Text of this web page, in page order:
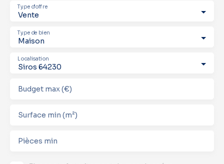
Vente
Type d'offre
Maison
Type de bien
Siros 64230
Localisation
Budget max (€)
Surface min (m²)
Pièces min